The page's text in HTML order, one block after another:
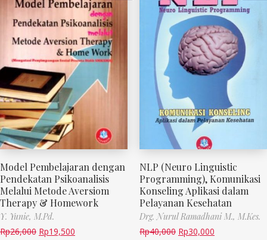
Model Pembelajaran dengan
Pendekatan Psikoanalisis
Melalui Metode Aversiom
Therapy & Homework
Y. Yunie, M.Pd.
Rp26,000 Rp19,500
NLP (Neuro Linguistic
Programming), Komunikasi
Konseling Aplikasi dalam
Pelayanan Kesehatan
Drg. Nurul Ramadhani M., M.Kes.
Rp40,000 Rp30,000